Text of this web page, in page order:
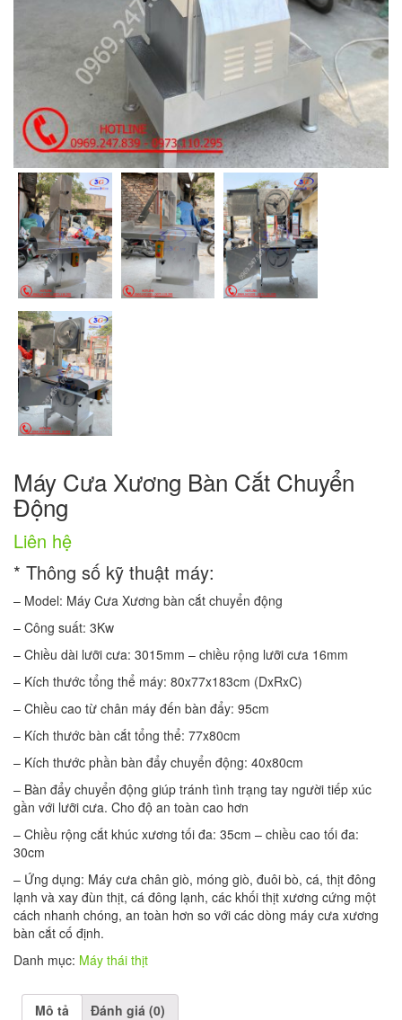
Máy Cưa Xương Bàn Cắt Chuyển
Động
Liên hệ
* Thông số kỹ thuật máy:
– Model: Máy Cưa Xương bàn cắt chuyển động
– Công suất: 3Kw
– Chiều dài lưỡi cưa: 3015mm – chiều rộng lưỡi cưa 16mm
– Kích thước tổng thể máy: 80x77x183cm (DxRxC)
– Chiều cao từ chân máy đến bàn đẩy: 95cm
– Kích thước bàn cắt tổng thể: 77x80cm
– Kích thước phần bàn đẩy chuyển động: 40x80cm
– Bàn đẩy chuyển động giúp tránh tình trạng tay người tiếp xúc
gần với lưỡi cưa. Cho độ an toàn cao hơn
– Chiều rộng cắt khúc xương tối đa: 35cm – chiều cao tối đa:
30cm
– Ứng dụng: Máy cưa chân giò, móng giò, đuôi bò, cá, thịt đông
lạnh và xay đùn thịt, cá đông lạnh, các khối thịt xương cứng một
cách nhanh chóng, an toàn hơn so với các dòng máy cưa xương
bàn cắt cố định.
Danh mục: Máy thái thịt
Mô tả Đánh giá (0)